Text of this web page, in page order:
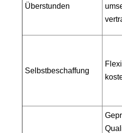
Überstunden
Selbstbeschaffung